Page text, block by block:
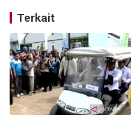
Terkait